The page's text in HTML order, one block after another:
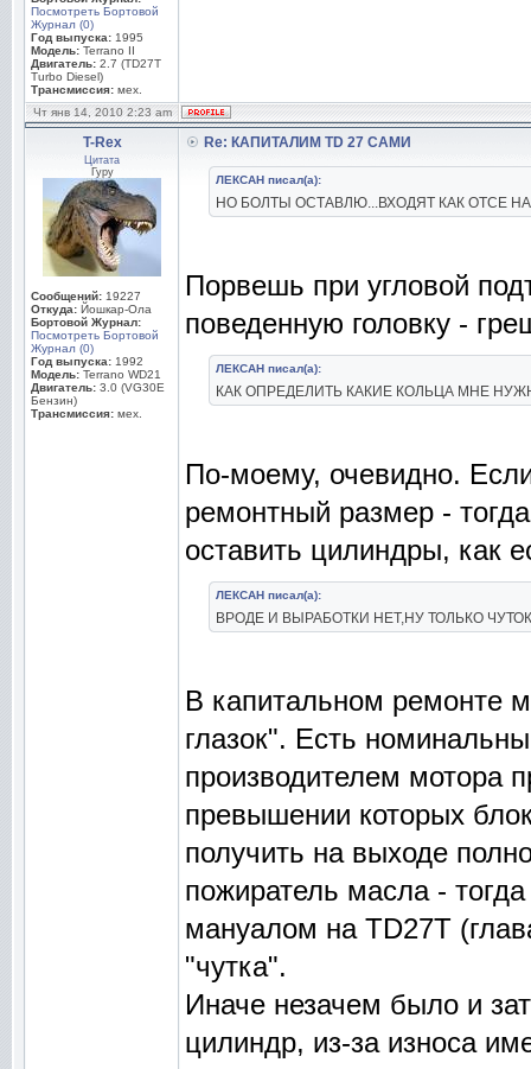
Посмотреть Бортовой
Журнал (0)
Год выпуска: 1995
Модель: Terrano II
Двигатель: 2.7 (TD27T
Turbo Diesel)
Трансмиссия: мех.
Чт янв 14, 2010 2:23 am
T-Rex
Цитата
Гуру
Сообщений: 19227
Откуда: Йошкар-Ола
Бортовой Журнал:
Посмотреть Бортовой
Журнал (0)
Год выпуска: 1992
Модель: Terrano WD21
Двигатель: 3.0 (VG30E
Бензин)
Трансмиссия: мех.
Re: КАПИТАЛИМ TD 27 САМИ
ЛЕКСАН писал(а):
НО БОЛТЫ ОСТАВЛЮ...ВХОДЯТ КАК ОТСЕ
Порвешь при угловой
поведенную головку -
ЛЕКСАН писал(а):
КАК ОПРЕДЕЛИТЬ КАКИЕ КОЛЬЦА МНЕ
По-моему, очевидно.
ремонтный размер -
оставить цилиндры, как
ЛЕКСАН писал(а):
ВРОДЕ И ВЫРАБОТКИ НЕТ,НУ ТОЛЬКО
В капитальном ремонте
глазок". Есть
производителем мотора
превышении которых
получить на выходе
пожиратель масла -
мануалом на TD27T
"чутка".
Иначе незачем было и
цилиндр, из-за износа